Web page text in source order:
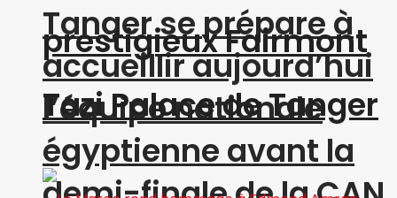
Tanger se prépare à
accueillir aujourd’hui
l’équipe nationale
égyptienne avant la
prestigieux Fairmont
Tazi Palace de Tanger